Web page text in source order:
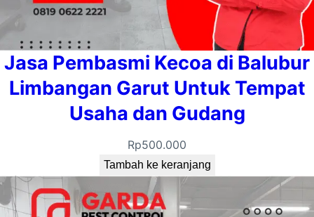
Jasa Pembasmi Kecoa di Balubur
Limbangan Garut Untuk Tempat
Usaha dan Gudang
Rp500.000
Tambah ke keranjang